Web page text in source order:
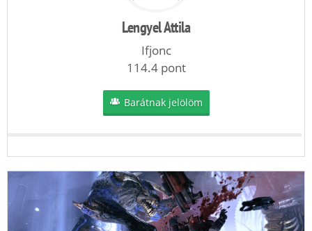
Lengyel Attila
Ifjonc
114.4 pont
Barátnak jelölöm